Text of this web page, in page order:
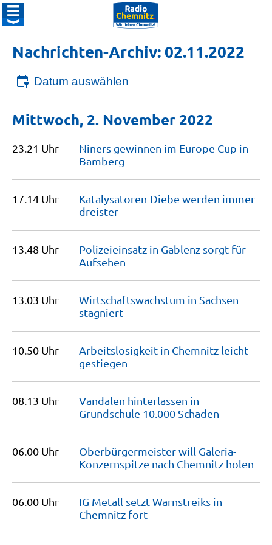
Nachrichten-Archiv: 02.11.2022
Datum auswählen
Mittwoch, 2. November 2022
23.21 Uhr
Niners gewinnen im Europe Cup in
Bamberg
17.14 Uhr
Katalysatoren-Diebe werden immer
dreister
13.48 Uhr
Polizeieinsatz in Gablenz sorgt für
Aufsehen
13.03 Uhr
Wirtschaftswachstum in Sachsen
stagniert
10.50 Uhr
Arbeitslosigkeit in Chemnitz leicht
gestiegen
08.13 Uhr
Vandalen hinterlassen in
Grundschule 10.000 Schaden
06.00 Uhr
Oberbürgermeister will Galeria-
Konzernspitze nach Chemnitz holen
06.00 Uhr
IG Metall setzt Warnstreiks in
Chemnitz fort